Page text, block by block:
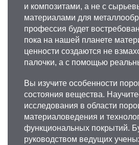
и композитами, а не с
материалами для
профессия будет
пока на нашей планете
ценности создаются не
палочки, а с помощью
Вы изучите особенности
состояния вещества.
исследования в области
материаловедения и
функциональных покрытий.
руководством ведущих